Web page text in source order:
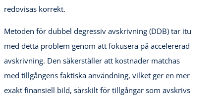
redovisas korrekt.
Metoden för dubbel degressiv avskrivning (DDB) tar itu
med detta problem genom att fokusera på accelererad
avskrivning. Den säkerställer att kostnader matchas
med tillgångens faktiska användning, vilket ger en mer
exakt finansiell bild, särskilt för tillgångar som avskrivs